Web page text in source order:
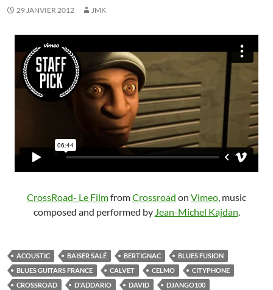
29 JANVIER 2012 JMK
CrossRoad- Le FilmfromCrossroad on Vimeo, music
composed and performed by Jean-Michel Kajdan.
ACOUSTIC BAISER SALÉ BERTIGNAC
BLUES FUSION
BLUES GUITARS FRANCE
CALVET CELMO
CITYPHONE
CROSSROAD
D'ADDARIO DAVID
DJANGO100